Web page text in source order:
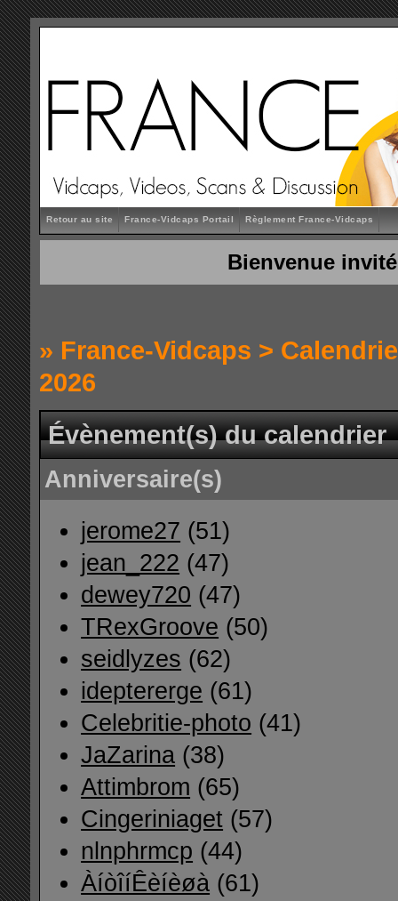
Retour au site France-Vidcaps Portail Règlement France-Vidcaps
Bienvenue invité
» France-Vidcaps >
2026
Évènement(s) du calendrier
Anniversaire(s)
jerome27 (51)
jean_222 (47)
dewey720 (47)
TRexGroove (50)
seidlyzes (62)
ideptererge (61)
Celebritie-photo (41)
JaZarina (38)
Attimbrom (65)
Cingeriniaget (57)
nlnphrmcp (44)
ÀíòîíÊèíèøà (61)